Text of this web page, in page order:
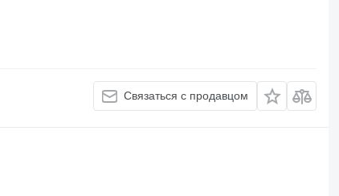
Связаться с продавцом